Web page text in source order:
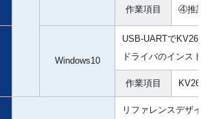
作業項目 ④推論
Windows10
USB-UARTでKV260
ドライバのインスト
作業項目 KV260
リファレンスデザイ